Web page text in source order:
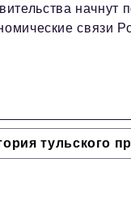
начнут
связи
тульского